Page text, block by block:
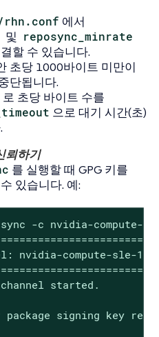
에서
및 reposync_minrate
할 수 있습니다.
초당 1000바이트 미만이
단됩니다.
로 초당 바이트 수를
으로 대기 시간(초)
뢰하기
를 실행할 때 GPG 키를
있습니다. 예:
-c nvidia-compute-
nvidia-compute-sle-15-
started.
package signing key